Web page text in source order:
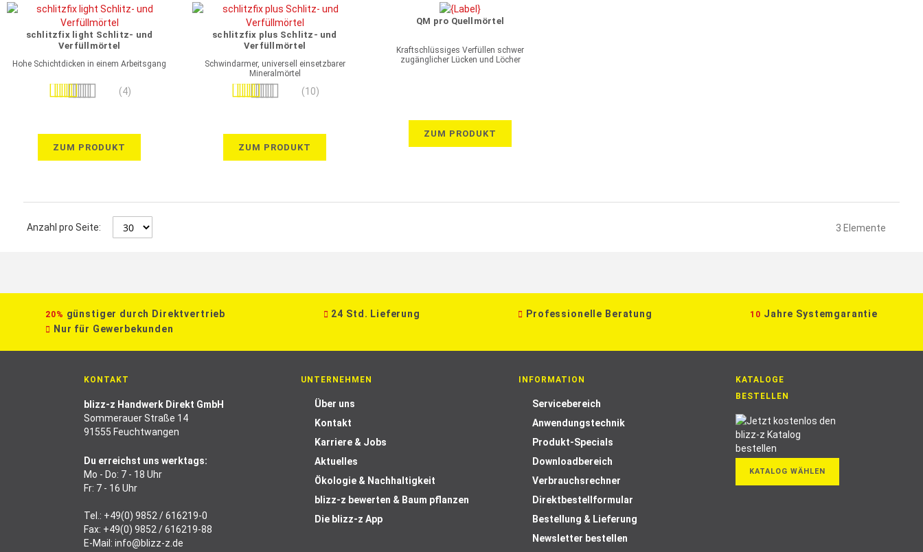
schlitzfix light Schlitz- und
Verfüllmörtel
Hohe Schichtdicken in einem Arbeitsgang
Bewertung: (4)
ZUM PRODUKT
schlitzfix plus Schlitz- und
Verfüllmörtel
Schwindarmer, universell einsetzbarer
Mineralmörtel
Bewertung:
(10)
ZUM PRODUKT
QM pro Quellmörtel
Kraftschlüssiges Verfüllen schwer
zugänglicher Lücken und Löcher
ZUM PRODUKT
Anzahl pro Seite: 3 Elemente
20% günstiger durch Direktvertrieb 24 Std. Lieferung Professionelle Beratung 10 Jahre Systemgarantie
Nur für Gewerbekunden
KONTAKT
blizz-z Handwerk Direkt GmbH
Sommerauer Straße 14
91555 Feuchtwangen
Du erreichst uns werktags:
Mo - Do: 7 - 18 Uhr
Fr: 7 - 16 Uhr
Tel.: +49(0) 9852 / 616219-0
Fax: +49(0) 9852 / 616219-88
E-Mail: info@blizz-z.de
UNTERNEHMEN
Über uns
Kontakt
Karriere & Jobs
Aktuelles
Ökologie & Nachhaltigkeit
blizz-z bewerten & Baum pflanzen
Die blizz-z App
INFORMATION
Servicebereich
Anwendungstechnik
Produkt-Specials
Downloadbereich
Verbrauchsrechner
Direktbestellformular
Bestellung & Lieferung
Newsletter bestellen
KATALOGE
BESTELLEN
KATALOG WÄHLEN